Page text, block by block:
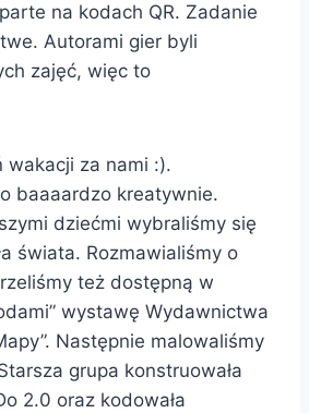
na kodach QR. Zadanie
Autorami gier byli
zajęć, więc to
wakacji za nami :).
baaaardzo kreatywnie.
dziećmi wybraliśmy się
świata. Rozmawialiśmy o
też dostępną w
wystawę Wydawnictwa
Następnie malowaliśmy
grupa konstruowała
2.0 oraz kodowała